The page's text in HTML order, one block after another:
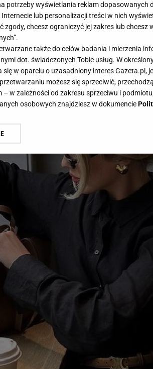
reklamowe
się w upodobania niemal
sprawdzają się w modzie,
potrzeby wyświetlania reklam dopasowanych
lub personalizacji treści w nich
zgody, chcesz ograniczyć jej zakres lub chcesz
także do celów badania i mierzenia
dot. świadczonych Tobie usług. W
w oparciu o uzasadniony interes Gazeta.pl,
możesz się sprzeciwić,
w zależności od zakresu sprzeciwu i
osobowych znajdziesz w dokumencie
na zainstalowanie i przechowywanie plików
narzędzie do zarządzania twoimi preferencjami
w stopce serwisu i przechodząc do „Ustawień
ustawień przeglądarki.
możemy przetwarzać dane osobowe w
Aktywne skanowanie
lub dostęp do nich. Spersonalizowane
Lista Zaufanych Partnerów